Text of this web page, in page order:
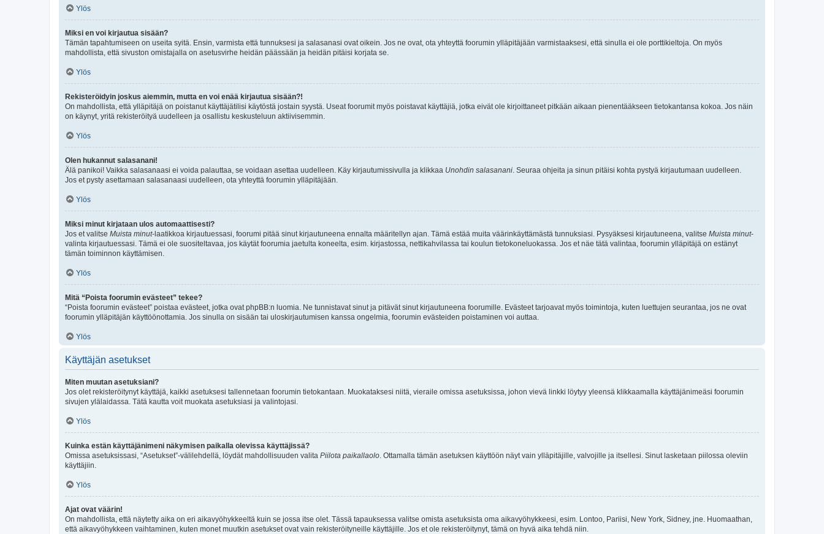
Ylös
Miksi en voi kirjautua sisään?
Tämän tapahtumiseen on useita syitä. Ensin, varmista että tunnuksesi ja salasanasi ovat oikein. Jos ne ovat, ota yhteyttä foorumin ylläpitäjään varmistaaksesi, että sinulla ei ole porttikieltoja. On myös
mahdollista, että sivuston omistajalla on asetusvirhe heidän päässään ja heidän pitäisi korjata se.
Ylös
Rekisteröidyin joskus aiemmin, mutta en voi enää kirjautua sisään?!
On mahdollista, että ylläpitäjä on poistanut käyttäjätilisi käytöstä jostain syystä. Useat foorumit myös poistavat käyttäjiä, jotka eivät ole kirjoittaneet pitkään aikaan pienentääkseen tietokantansa kokoa. Jos näin
on käynyt, yritä rekisteröityä uudelleen ja osallistu keskusteluun aktiivisemmin.
Ylös
Olen hukannut salasanani!
Älä panikoi! Vaikka salasanaasi ei voida palauttaa, se voidaan asettaa uudelleen. Käy kirjautumissivulla ja klikkaa Unohdin salasanani . Seuraa ohjeita ja sinun pitäisi kohta pystyä kirjautumaan uudelleen.
Jos et pysty asettamaan salasanaasi uudelleen, ota yhteyttä foorumin ylläpitäjään.
Ylös
Miksi minut kirjataan ulos automaattisesti?
Jos et valitse Muista minut-laatikkoa kirjautuessasi, foorumi pitää sinut kirjautuneena ennalta määritellyn ajan. Tämä estää muita väärinkäyttämästä tunnuksiasi. Pysyäksesi kirjautuneena, valitse Muista minut-
valinta kirjautuessasi. Tämä ei ole suositeltavaa, jos käytät foorumia jaetulta koneelta, esim. kirjastossa, nettikahvilassa tai koulun tietokoneluokassa. Jos et näe tätä valintaa, foorumin ylläpitäjä on estänyt
tämän toiminnon käyttämisen.
Ylös
Mitä “Poista foorumin evästeet” tekee?
“Poista foorumin evästeet” poistaa evästeet, jotka ovat phpBB:n luomia. Ne tunnistavat sinut ja pitävät sinut kirjautuneena foorumille. Evästeet tarjoavat myös toimintoja, kuten luettujen seurantaa, jos ne ovat
foorumin ylläpitäjän käyttöönottamia. Jos sinulla on sisään tai uloskirjautumisen kanssa ongelmia, foorumin evästeiden poistaminen voi auttaa.
Ylös
Käyttäjän asetukset
Miten muutan asetuksiani?
Jos olet rekisteröitynyt käyttäjä, kaikki asetuksesi tallennetaan foorumin tietokantaan. Muokataksesi niitä, vieraile omissa asetuksissa, johon vievä linkki löytyy yleensä klikkaamalla käyttäjänimeäsi foorumin
sivujen ylälaidassa. Tätä kautta voit muokata asetuksiasi ja valintojasi.
Ylös
Kuinka estän käyttäjänimeni näkymisen paikalla olevissa käyttäjissä?
Omissa asetuksissasi, “Asetukset”-välilehdellä, löydät mahdollisuuden valita Piilota paikallaolo . Ottamalla tämän asetuksen käyttöön näyt vain ylläpitäjille, valvojille ja itsellesi. Sinut lasketaan piilossa oleviin
käyttäjiin.
Ylös
Ajat ovat väärin!
On mahdollista, että näytetty aika on eri aikavyöhykkeeltä kuin se jossa itse olet. Tässä tapauksessa valitse omista asetuksista oma aikavyöhykkeesi, esim. Lontoo, Pariisi, New York, Sidney, jne. Huomaathan,
että aikavyöhykkeen vaihtaminen, kuten monet muutkin asetukset ovat vain rekisteröityneille käyttäjille. Jos et ole rekisteröitynyt, tämä on hyvä aika tehdä niin.